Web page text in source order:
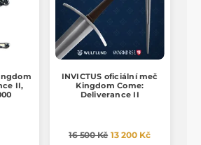
II,
INVICTUS oficiální meč
Kingdom Come:
Deliverance II
16 500 Kč 13 200 Kč